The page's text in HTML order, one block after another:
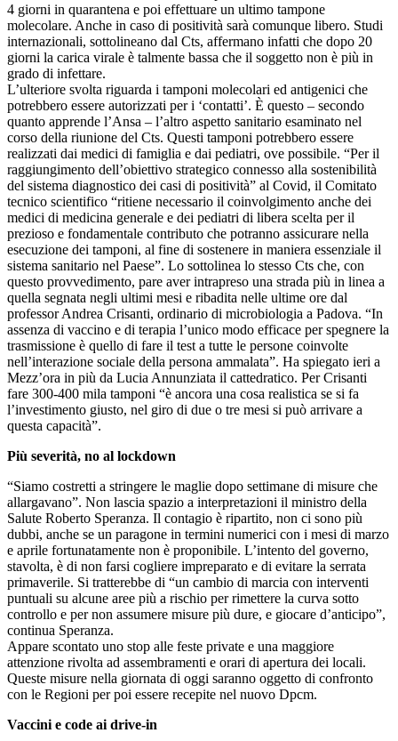
4 giorni in quarantena e poi effettuare un ultimo tampone
molecolare. Anche in caso di positività sarà comunque libero. Studi
internazionali, sottolineano dal Cts, affermano infatti che dopo 20
giorni la carica virale è talmente bassa che il soggetto non è più in
grado di infettare.
L’ulteriore svolta riguarda i tamponi molecolari ed antigenici che
potrebbero essere autorizzati per i ‘contatti’. È questo – secondo
quanto apprende l’Ansa – l’altro aspetto sanitario esaminato nel
corso della riunione del Cts. Questi tamponi potrebbero essere
realizzati dai medici di famiglia e dai pediatri, ove possibile. “Per il
raggiungimento dell’obiettivo strategico connesso alla sostenibilità
del sistema diagnostico dei casi di positività” al Covid, il Comitato
tecnico scientifico “ritiene necessario il coinvolgimento anche dei
medici di medicina generale e dei pediatri di libera scelta per il
prezioso e fondamentale contributo che potranno assicurare nella
esecuzione dei tamponi, al fine di sostenere in maniera essenziale il
sistema sanitario nel Paese”. Lo sottolinea lo stesso Cts che, con
questo provvedimento, pare aver intrapreso una strada più in linea a
quella segnata negli ultimi mesi e ribadita nelle ultime ore dal
professor Andrea Crisanti, ordinario di microbiologia a Padova. “In
assenza di vaccino e di terapia l’unico modo efficace per spegnere la
trasmissione è quello di fare il test a tutte le persone coinvolte
nell’interazione sociale della persona ammalata”. Ha spiegato ieri a
Mezz’ora in più da Lucia Annunziata il cattedratico. Per Crisanti
fare 300-400 mila tamponi “è ancora una cosa realistica se si fa
l’investimento giusto, nel giro di due o tre mesi si può arrivare a
questa capacità”.
Più severità, no al lockdown
“Siamo costretti a stringere le maglie dopo settimane di misure che
allargavano”. Non lascia spazio a interpretazioni il ministro della
Salute Roberto Speranza. Il contagio è ripartito, non ci sono più
dubbi, anche se un paragone in termini numerici con i mesi di marzo
e aprile fortunatamente non è proponibile. L’intento del governo,
stavolta, è di non farsi cogliere impreparato e di evitare la serrata
primaverile. Si tratterebbe di “un cambio di marcia con interventi
puntuali su alcune aree più a rischio per rimettere la curva sotto
controllo e per non assumere misure più dure, e giocare d’anticipo”,
continua Speranza.
Appare scontato uno stop alle feste private e una maggiore
attenzione rivolta ad assembramenti e orari di apertura dei locali.
Queste misure nella giornata di oggi saranno oggetto di confronto
con le Regioni per poi essere recepite nel nuovo Dpcm.
Vaccini e code ai drive-in